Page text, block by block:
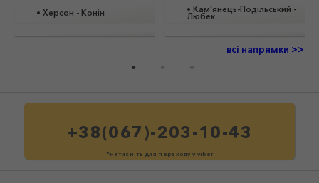
• Херсон - Конін • Кам'янець-Подільський -
Любек
всі напрямки >>
+38(067)-203-10-43
*натисніть для переходу у viber